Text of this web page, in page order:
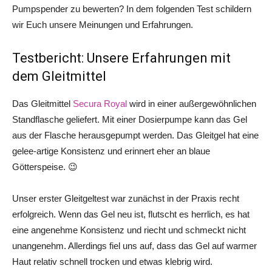
Pumpspender zu bewerten? In dem folgenden Test schildern
wir Euch unsere Meinungen und Erfahrungen.
Testbericht: Unsere Erfahrungen mit
dem Gleitmittel
Das Gleitmittel Secura Royal wird in einer außergewöhnlichen
Standflasche geliefert. Mit einer Dosierpumpe kann das Gel
aus der Flasche herausgepumpt werden. Das Gleitgel hat eine
gelee-artige Konsistenz und erinnert eher an blaue
Götterspeise. 😉
Unser erster Gleitgeltest war zunächst in der Praxis recht
erfolgreich. Wenn das Gel neu ist, flutscht es herrlich, es hat
eine angenehme Konsistenz und riecht und schmeckt nicht
unangenehm. Allerdings fiel uns auf, dass das Gel auf warmer
Haut relativ schnell trocken und etwas klebrig wird.